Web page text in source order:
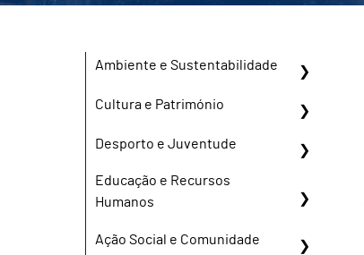
Ambiente e Sustentabilidade
Cultura e Património
Desporto e Juventude
Educação e Recursos
Humanos
Ação Social e Comunidade